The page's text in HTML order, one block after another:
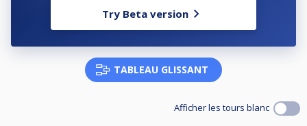
Try Beta version
TABLEAU GLISSANT
Afficher les tours blanc